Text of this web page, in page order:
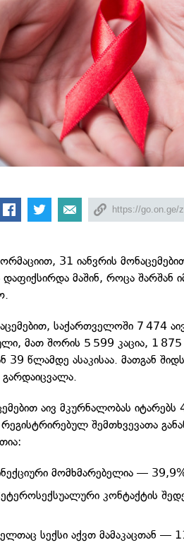
31 იანვრის
მაშინ, როცა შარშან
საქართველოში 7 474
მათ შორის 5 599 კაცია, 1
წლამდე ასაკისაა. მათგან
აივ მკურნალობას იტარებს
შემთხვევათა
მომხმარებელია —
კონტაქტის
სექსი აქვთ მამაკაცთან —